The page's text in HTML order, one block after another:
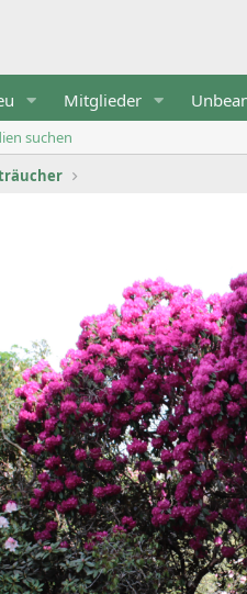
Mitglieder
suchen